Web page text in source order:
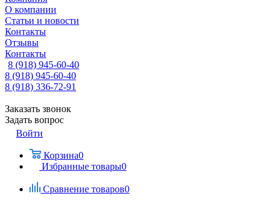
О компании
Статьи и новости
Контакты
Отзывы
Контакты
8 (918) 945-60-40
8 (918) 945-60-40
8 (918) 336-72-91
Заказать звонок
Задать вопрос
Войти
Корзина0
Избранные товары0
Сравнение товаров0